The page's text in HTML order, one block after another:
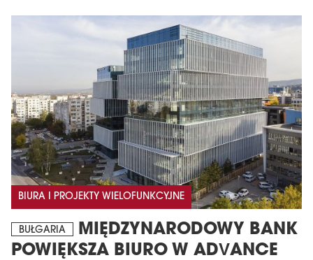
BIURA I PROJEKTY WIELOFUNKCYJNE
BUŁGARIA
MIĘDZYNARODOWY BANK
POWIĘKSZA BIURO W ADVANCE